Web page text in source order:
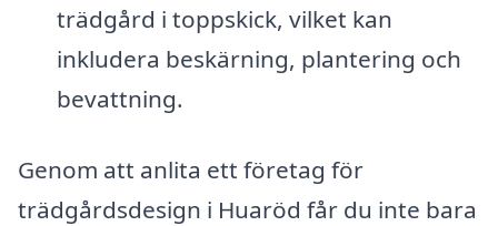
trädgård i toppskick, vilket kan
inkludera beskärning, plantering och
bevattning.
Genom att anlita ett företag för
trädgårdsdesign i Huaröd får du inte bara